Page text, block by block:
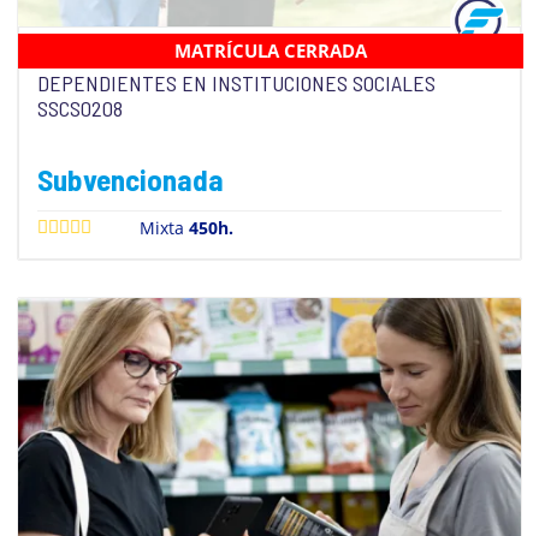
ATENCION SOCIOSANITARIA A PERSONAS
DEPENDIENTES EN INSTITUCIONES SOCIALES
SSCS0208
Subvencionada
Mixta450h.
MATRÍCULA CERRADA